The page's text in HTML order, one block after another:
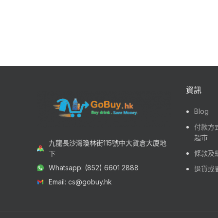
九龍長沙灣瓊林街115號中大貨倉大廈地
下
Whatsapp: (852) 6601 2888
Email: cs@gobuy.hk
資訊
Blog
付款方
超市
條款及
退貨或